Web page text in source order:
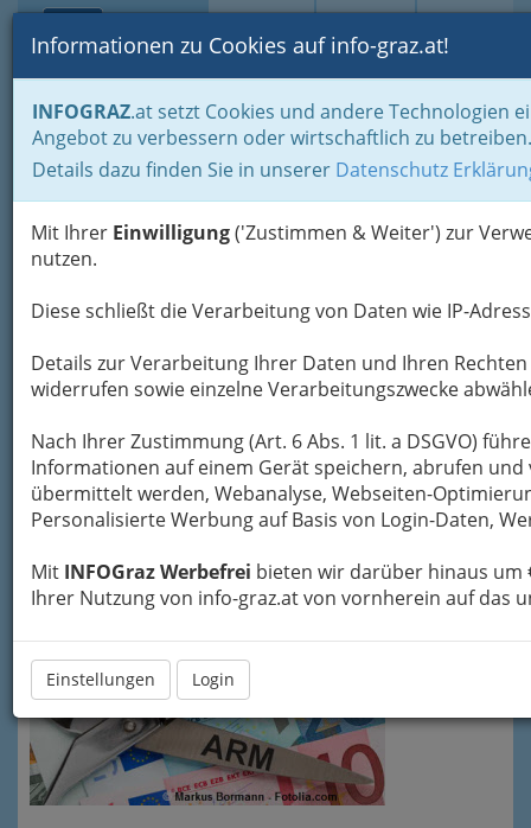
Suche Login Toggle
Informationen zu Cookies auf info-graz.at!
INFOGRAZ.at setzt Cookies und andere Technologien
Angebot zu verbessern oder wirtschaftlich zu betreiben.
Details dazu finden Sie in unserer Datenschutz
Mit Ihrer Einwilligung('Zustimmen & Weiter') zur
nutzen.
Diese schließt die Verarbeitung von Daten wie IP-
Details zur Verarbeitung Ihrer Daten und Ihren
widerrufen sowie einzelne Verarbeitungszwecke
Nach Ihrer Zustimmung (Art. 6 Abs. 1 lit. a DSGVO)
Informationen auf einem Gerät speichern, abrufen
übermittelt werden, Webanalyse, Webseiten-
Personalisierte Werbung auf Basis von Login-Daten,
Mit INFOGraz Werbefrei bieten wir darüber hinaus um
Ihrer Nutzung von info-graz.at von vornherein auf das
Einstellungen Login
Home Blogs Soziales & Hilfestellungen
Bis zu 5 Milliarden durch
Vermögenssteuern!
Man muss weder links noch sozialistisch sein,
Neidgefühlen ) manches nicht OK zu finden.
Vermögenssteuern ergeben
Mehreinnahmen von bis zu 5
Milliarden Euro.
Das stellt eineStudie im Auftrag der